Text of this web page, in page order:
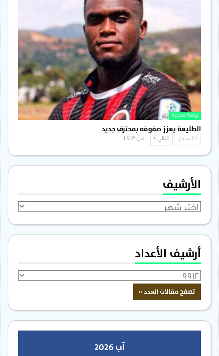
رياضة محلية
الطليعة يعزز صفوفه بمحترف جديد
السابق التالي
الأرشيف
الأرشيف
أرشيف الأعداد
آب 2026